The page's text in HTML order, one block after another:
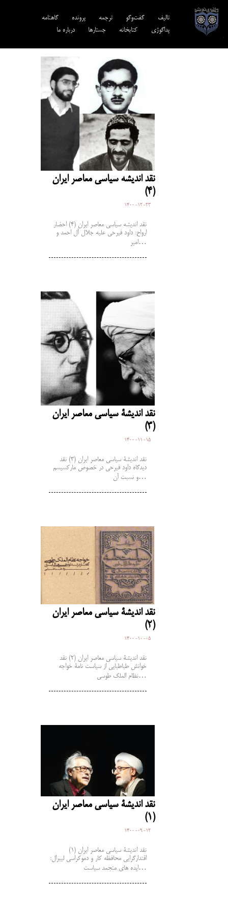
تالیف‎‌ گفت‌وگو ترجمه‌ پرونده
گاهنامه
پداگوژی
کتابخانه جستارها درباره ما
نقد اندیشه سیاسی معاصر ایران
(4)
1400-12-23
نقد اندیشه سیاسی معاصر ایران (4) احضار
ارواح: داود فیرحی علیه جلال آل احمد و
امیر…
نقد اندیشۀ سیاسی معاصر ایران
(3)
1400-11-15
نقد اندیشۀ سیاسی معاصر ایران (3) نقد
دیدگاه داود فیرحی در خصوص مارکسیسم
و نسبت آن…
نقد اندیشۀ سیاسی معاصر ایران
(2)
1400-10-05
نقد اندیشۀ سیاسی معاصر ایران (2) نقد
خوانش طباطبایی از سیاست نامۀ خواجه
نظام الملک طوسی…
نقد اندیشۀ سیاسی معاصر ایران
(1)
1400-09-12
نقد اندیشۀ سیاسی معاصر ایران (1)
اقتدارگرایی محافظه کار و دموکراسی لیبرال:
ایده های منجمد سیاست…